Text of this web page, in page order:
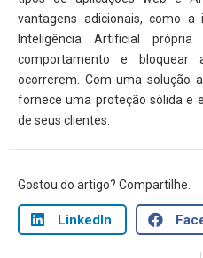
vantagens adicionais, como
Inteligência Artificial
comportamento e bloquear
ocorrerem. Com uma solução
fornece uma proteção sólida e
de seus clientes.
Gostou do artigo? Compartilhe.
LinkedIn